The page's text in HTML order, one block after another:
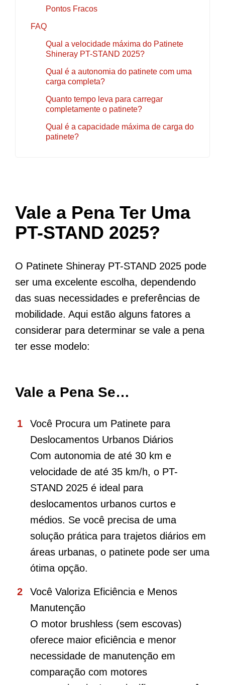
Pontos Fracos
FAQ
Qual a velocidade máxima do Patinete
Shineray PT-STAND 2025?
Qual é a autonomia do patinete com uma
carga completa?
Quanto tempo leva para carregar
completamente o patinete?
Qual é a capacidade máxima de carga do
patinete?
Vale a Pena Ter Uma
PT-STAND 2025?
O Patinete Shineray PT-STAND 2025 pode
ser uma excelente escolha, dependendo
das suas necessidades e preferências de
mobilidade. Aqui estão alguns fatores a
considerar para determinar se vale a pena
ter esse modelo:
Vale a Pena Se…
Você Procura um Patinete para
Deslocamentos Urbanos Diários
Com autonomia de até 30 km e
velocidade de até 35 km/h, o PT-
STAND 2025 é ideal para
deslocamentos urbanos curtos e
médios. Se você precisa de uma
solução prática para trajetos diários em
áreas urbanas, o patinete pode ser uma
ótima opção.
Você Valoriza Eficiência e Menos
Manutenção
O motor brushless (sem escovas)
oferece maior eficiência e menor
necessidade de manutenção em
comparação com motores